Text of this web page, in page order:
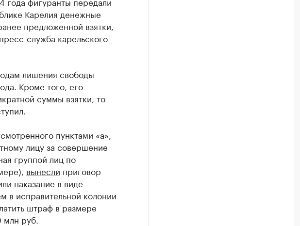
Карелия денежные
предложенной взятки,
служба карельского
лишения свободы
Кроме того, его
суммы взятки, то
пунктами «а»,
лицу за совершение
группой лиц по
вынесли приговор
наказание в виде
в исправительной колонии
штраф в размере
млн руб.